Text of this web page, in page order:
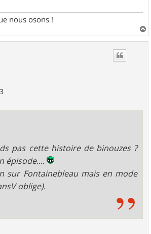
nous osons !
a
pas cette histoire de binouzes ?
épisode....
sur Fontainebleau mais en mode
oblige).